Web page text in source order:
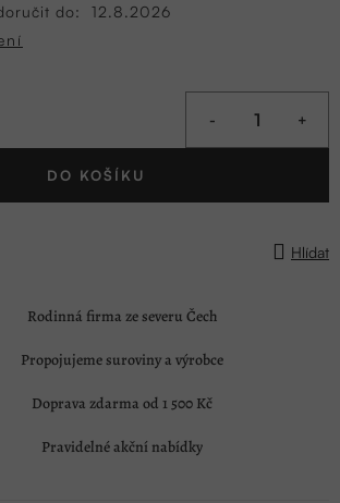
do:
12.8.2026
DO KOŠÍKU
Hlídat
Rodinná firma ze severu Čech
Propojujeme suroviny a výrobce
Doprava zdarma od 1 500 Kč
Pravidelné akční nabídky